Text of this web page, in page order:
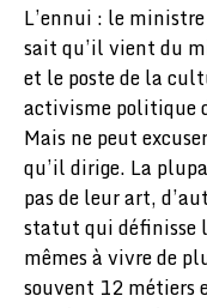
L’ennui : le
sait qu’il vient du
et le poste de la
activisme politique
Mais ne peut
qu’il dirige. La
pas de leur art,
statut qui définisse
mêmes à vivre de
souvent 12